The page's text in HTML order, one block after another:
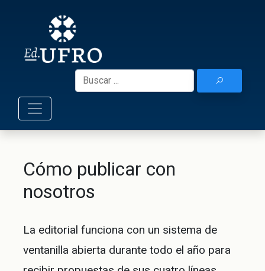
content
Buscar:
Cómo publicar con
nosotros
La editorial funciona con un sistema de
ventanilla abierta durante todo el año para